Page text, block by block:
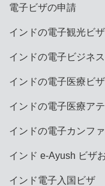
電子ビザの申請
インドの電子観光ビザ
インドの電子ビジネ
インドの電子医療ビザ
インドの電子医療ア
インドの電子カンフ
インド e-Ayush ビザ
インド電子入国ビザ